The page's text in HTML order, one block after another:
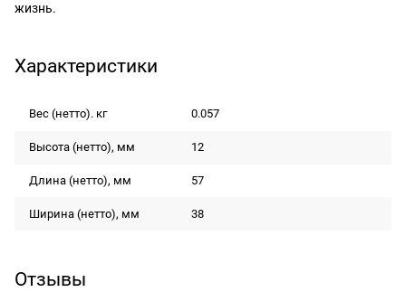
жизнь.
Характеристики
Вес (нетто). кг 0.057
Высота (нетто), мм 12
Длина (нетто), мм 57
Ширина (нетто), мм 38
Отзывы